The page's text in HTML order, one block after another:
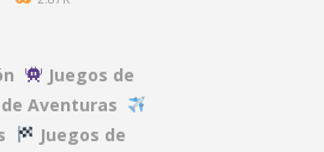
THE ..Juegos de
Aventuras
Juegos de